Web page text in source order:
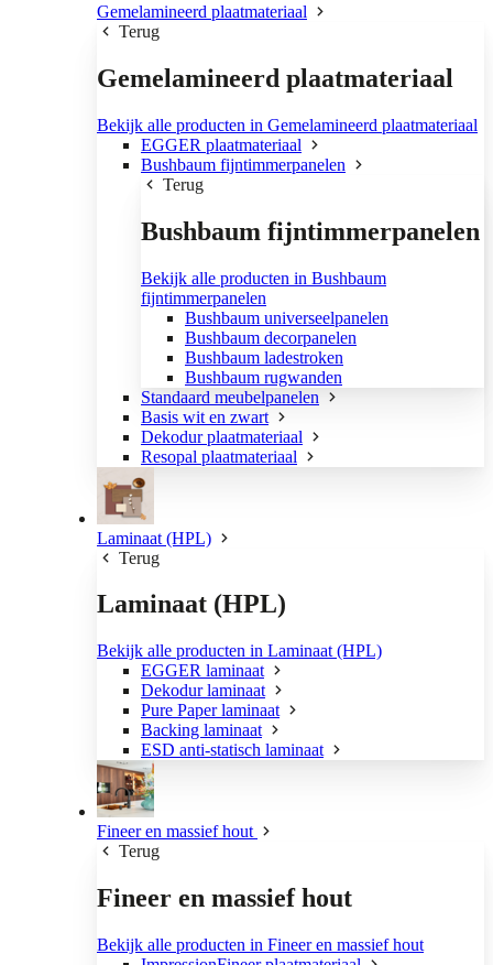
Gemelamineerd plaatmateriaal
Terug
Gemelamineerd plaatmateriaal
Bekijk alle producten in Gemelamineerd plaatmateriaal
EGGER plaatmateriaal
Bushbaum fijntimmerpanelen
Terug
Bushbaum fijntimmerpanelen
Bekijk alle producten in Bushbaum
fijntimmerpanelen
Bushbaum universeelpanelen
Bushbaum decorpanelen
Bushbaum ladestroken
Bushbaum rugwanden
Standaard meubelpanelen
Basis wit en zwart
Dekodur plaatmateriaal
Resopal plaatmateriaal
Laminaat (HPL)
Terug
Laminaat (HPL)
Bekijk alle producten in Laminaat (HPL)
EGGER laminaat
Dekodur laminaat
Pure Paper laminaat
Backing laminaat
ESD anti-statisch laminaat
Fineer en massief hout
Terug
Fineer en massief hout
Bekijk alle producten in Fineer en massief hout